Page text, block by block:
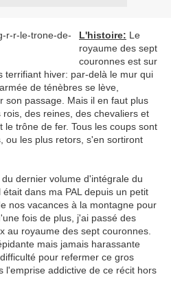
L'histoire: Le
royaume des sept
couronnes est sur
terrifiant hiver: par-delà le mur qui
de ténèbres se lève,
son passage. Mais il en faut plus
des reines, des chevaliers et
trône de fer. Tous les coups sont
ou les plus retors, s'en sortiront
du dernier volume d'intégrale du
était dans ma PAL depuis un petit
nos vacances à la montagne pour
fois de plus, j'ai passé des
au royaume des sept couronnes.
mais jamais harassante
pour refermer ce gros
l'emprise addictive de ce récit hors